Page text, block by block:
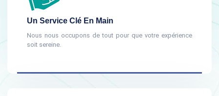
Un Service Clé En Main
Nous nous occupons de tout pour que votre expérience
soit sereine.